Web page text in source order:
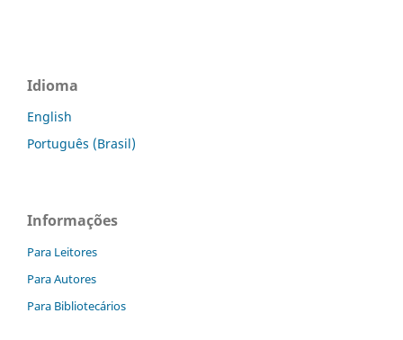
Idioma
English
Português (Brasil)
Informações
Para Leitores
Para Autores
Para Bibliotecários